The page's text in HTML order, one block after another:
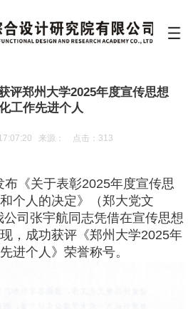
评郑州大学2025年度宣传思想
工作先进个人
来源： 点击：313
《关于表彰2025年度宣传思
个人的决定》（郑大党文
公司张宇航同志凭借在宣传思想
，成功获评《郑州大学2025年
进个人》荣誉称号。